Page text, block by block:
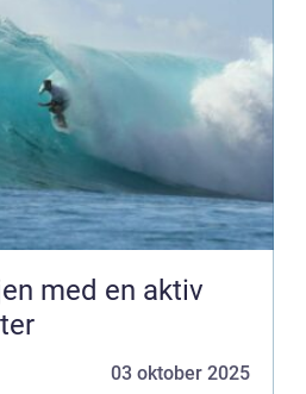
med en aktiv
03 oktober 2025